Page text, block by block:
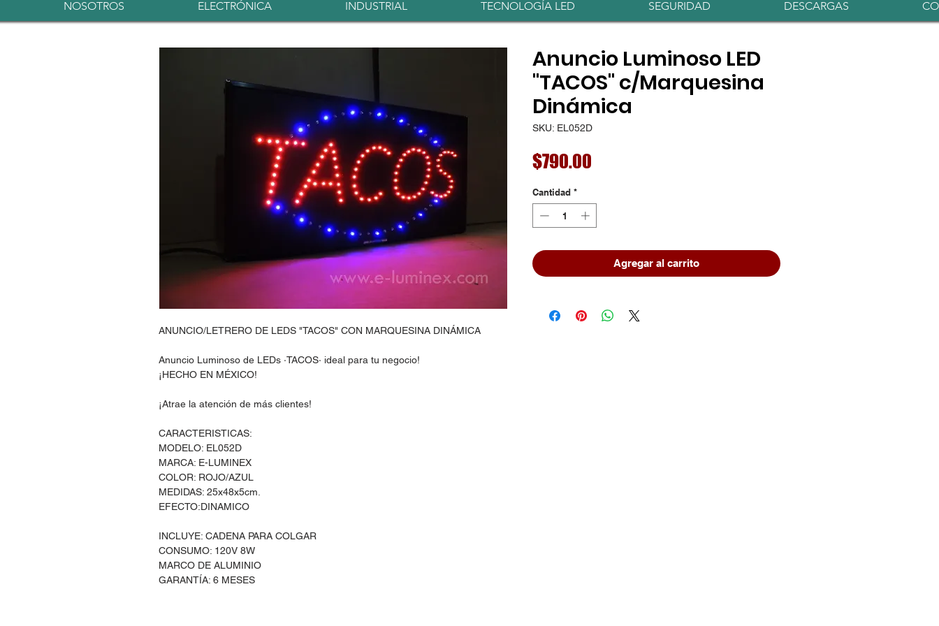
Iniciar sesión
NOSOTROS ELECTRÓNICA INDUSTRIAL TECNOLOGÍA LED SEGURIDAD DESCARGAS
ANUNCIO/LETRERO DE LEDS "TACOS" CON MARQUESINA DINÁMICA
Anuncio Luminoso de LEDs ·TACOS· ideal para tu negocio!
¡HECHO EN MÉXICO!
¡Atrae la atención de más clientes!
CARACTERISTICAS:
MODELO: EL052D
MARCA: E-LUMINEX
COLOR: ROJO/AZUL
MEDIDAS: 25x48x5cm.
EFECTO:DINAMICO
INCLUYE: CADENA PARA COLGAR
CONSUMO: 120V 8W
MARCO DE ALUMINIO
GARANTÍA: 6 MESES
Anuncio Luminoso LED
"TACOS" c/Marquesina
Dinámica
SKU: EL052D
$790.00
Cantidad *
Agregar al carrito